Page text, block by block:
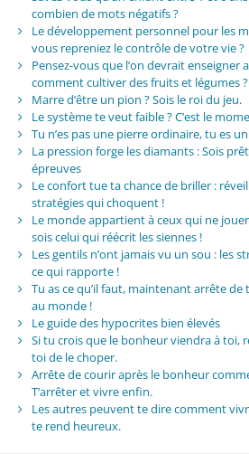
combien de mots négatifs ?
Le développement personnel pour les
vous repreniez le contrôle de votre vie ?
Pensez-vous que l’on devrait enseigner
comment cultiver des fruits et légumes ?
Marre d’être un pion ? Sois le roi du jeu.
Le système te veut faible ? C’est le
Tu n’es pas une pierre ordinaire, tu es
La pression forge les diamants : Sois
épreuves
Le confort tue ta chance de briller :
stratégies qui choquent !
Le monde appartient à ceux qui ne
sois celui qui réécrit les siennes !
Les gentils n’ont jamais vu un sou : les
ce qui rapporte !
Tu as ce qu’il faut, maintenant arrête de
au monde !
Le guide des hypocrites bien élevés
Si tu crois que le bonheur viendra à toi,
toi de le choper.
Arrête de courir après le bonheur
T’arrêter et vivre enfin.
Les autres peuvent te dire comment
te rend heureux.